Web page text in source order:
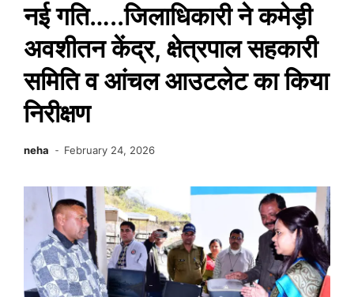
नई गति…..जिलाधिकारी ने कमेड़ी
अवशीतन केंद्र, क्षेत्रपाल सहकारी
समिति व आंचल आउटलेट का किया
निरीक्षण
neha February 24, 2026